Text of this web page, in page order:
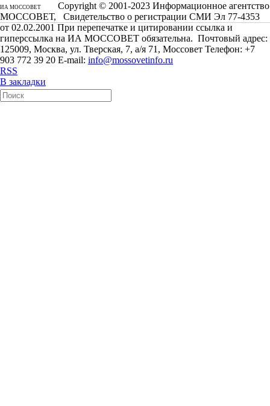
ИА МОССОВЕТ
Copyright © 2001-2023 Информационное агентство
МОССОВЕТ, Свидетельство о регистрации СМИ Эл 77-4353
от 02.02.2001 При перепечатке и цитировании ссылка и
гиперссылка на ИА МОССОВЕТ обязательна. Почтовый адрес:
125009, Москва, ул. Тверская, 7, а/я 71, Моссовет Телефон: +7
903 772 39 20 E-mail: info@mossovetinfo.ru
RSS
В закладки